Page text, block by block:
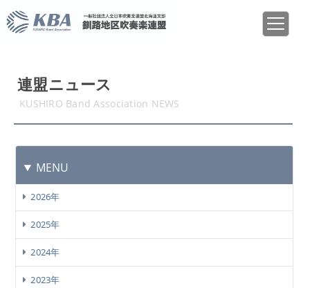
連盟ニュース
KUSHIRO Band Association NEWS
MENU
2026年
2025年
2024年
2023年